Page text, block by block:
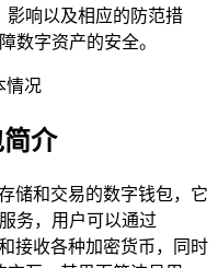
影响以及相应的防范措
数字资产的安全。
情况
介
储和交易的数字钱包，它
务，用户可以通过
接收各种加密货币，同时